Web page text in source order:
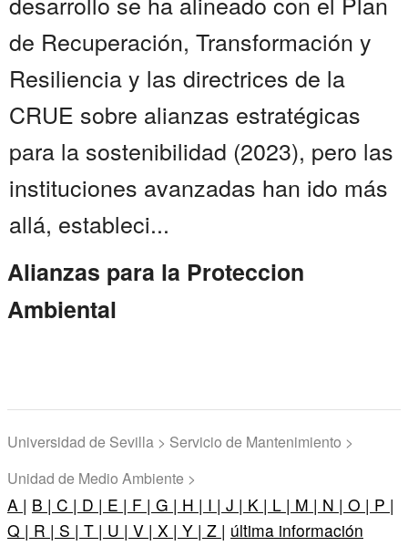
de Recuperación, Transformación y
Resiliencia y las directrices de la
CRUE sobre alianzas estratégicas
para la sostenibilidad (2023), pero las
instituciones avanzadas han ido más
allá, estableci...
Alianzas para la Proteccion
Ambiental
Universidad de Sevilla > Servicio de Mantenimiento >
Unidad de Medio Ambiente >
A | B | C | D | E | F | G | H | I | J | K | L | M | N | O | P |
Q | R | S | T | U | V | X | Y | Z | última información